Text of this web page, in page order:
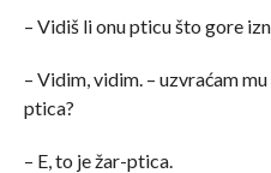
– Vidiš li onu pticu što gore
– Vidim, vidim. – uzvraćam
ptica?
– E, to je žar-ptica.